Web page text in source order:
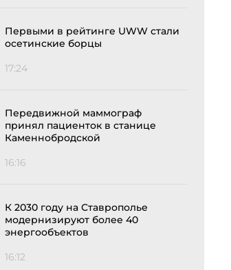
Первыми в рейтинге UWW стали
осетинские борцы
17:24
Передвижной маммограф
принял пациенток в станице
Каменнобродской
16:16
К 2030 году на Ставрополье
модернизируют более 40
энергообъектов
16:12